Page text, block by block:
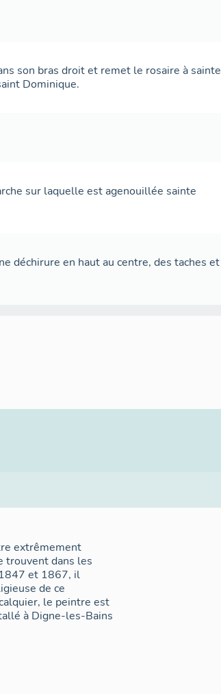
son bras droit et remet le rosaire à sainte
Dominique.
sur laquelle est agenouillée sainte
déchirure en haut au centre, des taches et
extrêmement
trouvent dans les
et 1867, il
de ce
le peintre est
à Digne-les-Bains